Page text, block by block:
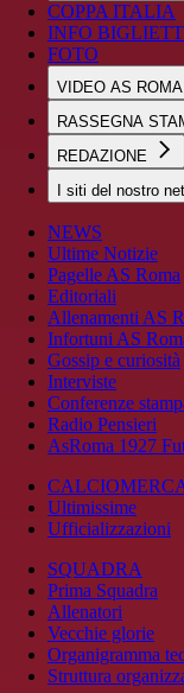
COPPA ITALIA
INFO
FOTO
VIDEO AS ROMA
RASSEGNA
REDAZIONE
I siti del nostro
NEWS
Ultime Notizie
Pagelle AS Roma
Editoriali
Allenamenti AS
Infortuni AS
Gossip e curiosità
Interviste
Conferenze
Radio Pensieri
AsRoma 1927
Ultimissime
Ufficializzazioni
SQUADRA
Prima Squadra
Allenatori
Vecchie glorie
Organigramma
Struttura